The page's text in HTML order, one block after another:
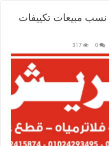
مبيعات تكييفات
0
317